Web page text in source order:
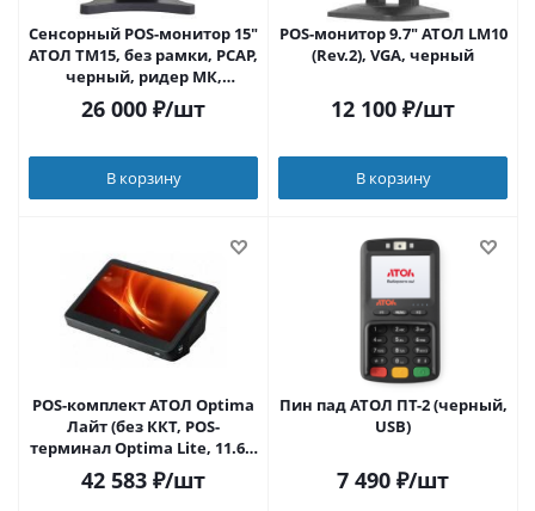
Сенсорный POS-монитор 15"
АТОЛ TM15, без рамки, PCAP,
черный, ридер МК,
HDMI+VGA (Пилот
сенсорных мониторов
26 000 ₽/шт
В корзину
POS-монитор 9.7" АТОЛ LM10
(Rev.2), VGA, черный
12 100 ₽/шт
В корзину
POS-комплект АТОЛ Optima
Лайт (без ККТ, POS-
терминал Optima Lite, 11.6",
Windows 10 IoT, ПО Frontol
Тариф "Базовый" на 1 год.).
42 583 ₽/шт
Пин пад АТОЛ ПТ-2 (черный,
USB)
7 490 ₽/шт